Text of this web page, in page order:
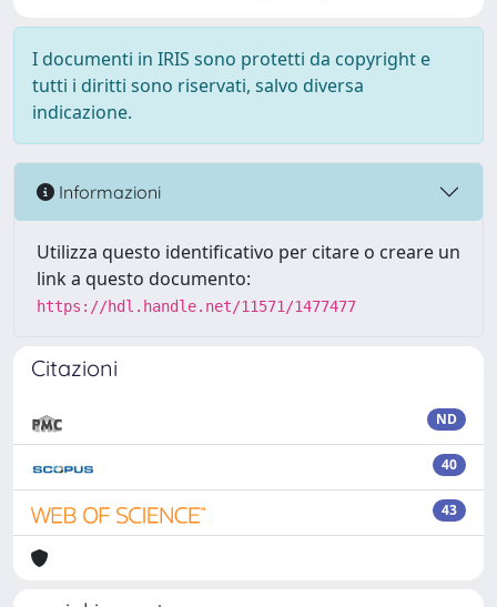
I documenti in IRIS sono protetti da copyright e
tutti i diritti sono riservati, salvo diversa
indicazione.
Informazioni
Utilizza questo identificativo per citare o creare un
link a questo documento:
https://hdl.handle.net/11571/1477477
Citazioni
ND
40
43